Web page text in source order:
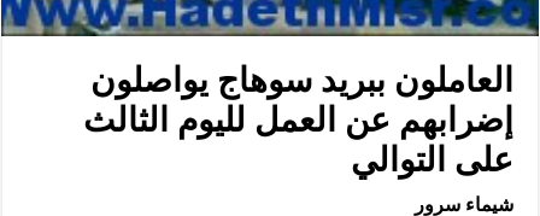
العاملون ببريد سوهاج يواصلون
إضرابهم عن العمل لليوم الثالث
على التوالي
شيماء سرور